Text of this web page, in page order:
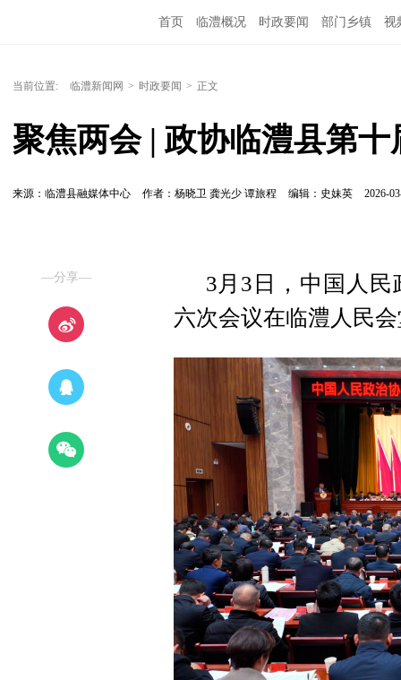
首页 临澧概况 时政要闻 部门乡镇 视
当前位置: 临澧新闻网 > 时政要闻 > 正文
聚焦两会 | 政协临澧县第
来源：临澧县融媒体中心 作者：杨晓卫 龚光少 谭旅程 编辑：史妹英 2026-
—分享—
3月3日，中国人
六次会议在临澧人民